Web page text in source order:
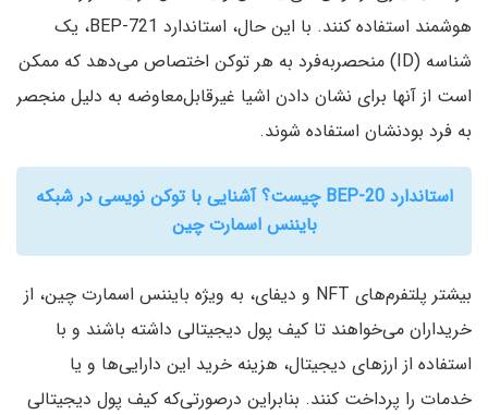
هوشمند استفاده کنند. با این حال، استاندارد BEP-721، یک
شناسه (ID) منحصربه‌فرد به هر توکن اختصاص می‌دهد که ممکن
است از آنها برای نشان دادن اشیا غیرقابل‌معاوضه به دلیل منجصر
به فرد بودنشان استفاده شوند.
استاندارد BEP-20 چیست؟ آشنایی با توکن نویسی در شبکه
بایننس اسمارت چین
بیشتر پلتفرم‌های NFT و دیفای، به ویژه بایننس اسمارت چین، از
خریداران می‌خواهند تا کیف پول دیجیتالی داشته باشند و با
استفاده از ارزهای دیجیتال، هزینه خرید این دارایی‌ها و یا
خدمات را پرداخت کنند. بنابراین درصورتی‌که کیف پول دیجیتالی